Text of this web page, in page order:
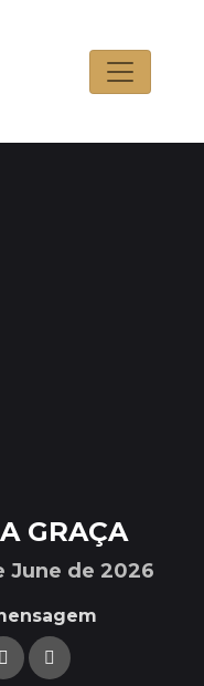
GRAÇA
June de 2026